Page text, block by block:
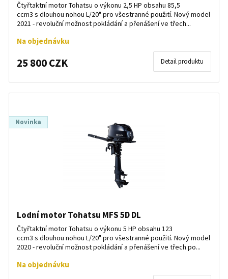
Čtyřtaktní motor Tohatsu o výkonu 2,5 HP obsahu 85,5
ccm3 s dlouhou nohou L/20" pro všestranné použití. Nový model
2021 - revoluční možnost pokládání a přenášení ve třech...
Na objednávku
25 800 CZK Detail produktu
Novinka
Lodní motor Tohatsu MFS 5D DL
Čtyřtaktní motor Tohatsu o výkonu 5 HP obsahu 123
ccm3 s dlouhou nohou L/20" pro všestranné použití. Nový model
2020 - revoluční možnost pokládání a přenášení ve třech po...
Na objednávku